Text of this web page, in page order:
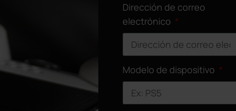
Dirección de correo
electrónico
Modelo de dispositivo